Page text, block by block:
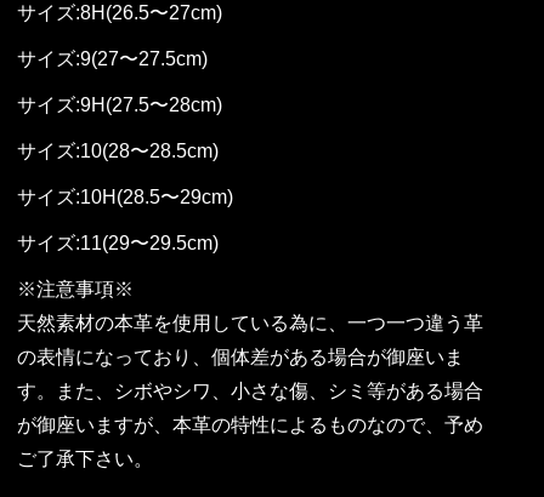
サイズ:8H(26.5〜27cm)
サイズ:9(27〜27.5cm)
サイズ:9H(27.5〜28cm)
サイズ:10(28〜28.5cm)
サイズ:10H(28.5〜29cm)
サイズ:11(29〜29.5cm)
※注意事項※
天然素材の本革を使用している為に、一つ一つ違う革
の表情になっており、個体差がある場合が御座いま
す。また、シボやシワ、小さな傷、シミ等がある場合
が御座いますが、本革の特性によるものなので、予め
ご了承下さい。